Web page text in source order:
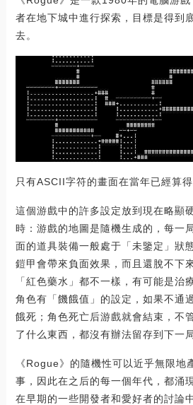
者在地下城中進行探索，目標是得到
去。
只有ASCII字符的畫面在當年已經算
這個游戲中的許多設定放到現在略顯
時：游戲的地圖是隨機生成的，每一
面的道具裝備一般處于「未鑒定」狀
鎧甲會帶來負面效果，而且還脫不下
「紅色藥水」都不一樣，有可能是治
角色有「饑餓值」的設定，如果不通
餓死；角色死亡后游戲就會結束，不
了什么東西，都沒有辦法留存到下一
《Rogue》的隨機性可以近乎無限地
事，因此在之后的每一個年代，都涌
在早期的一些開發者和愛好者的討論